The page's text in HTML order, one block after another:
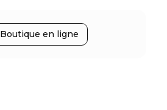
Boutique en ligne